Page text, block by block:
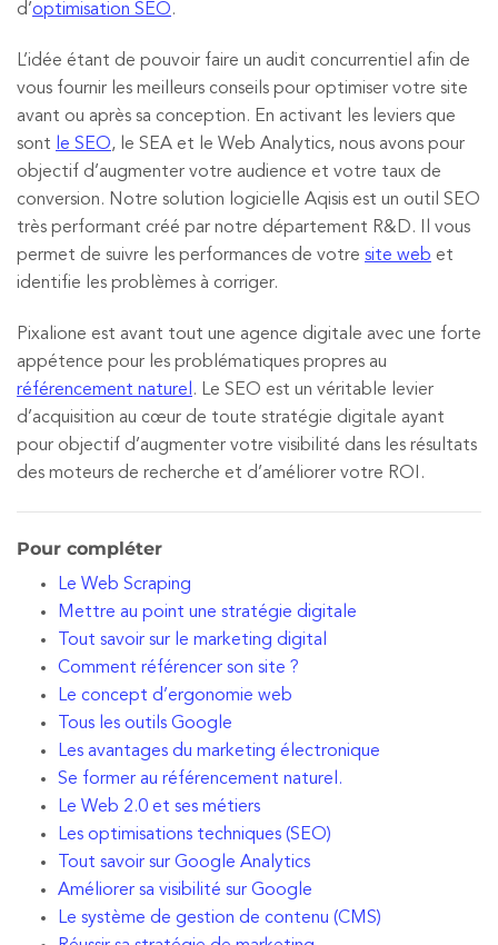
d’optimisation SEO.
L’idée étant de pouvoir faire un audit concurrentiel afin de
vous fournir les meilleurs conseils pour optimiser votre site
avant ou après sa conception. En activant les leviers que
sont le SEO, le SEA et le Web Analytics, nous avons pour
objectif d’augmenter votre audience et votre taux de
conversion. Notre solution logicielle Aqisis est un outil SEO
très performant créé par notre département R&D. Il vous
permet de suivre les performances de votre site web et
identifie les problèmes à corriger.
Pixalione est avant tout une agence digitale avec une forte
appétence pour les problématiques propres au
référencement naturel . Le SEO est un véritable levier
d’acquisition au cœur de toute stratégie digitale ayant
pour objectif d’augmenter votre visibilité dans les résultats
des moteurs de recherche et d’améliorer votre ROI.
Pour compléter
Le Web Scraping
Mettre au point une stratégie digitale
Tout savoir sur le marketing digital
Comment référencer son site ?
Le concept d’ergonomie web
Tous les outils Google
Les avantages du marketing électronique
Se former au référencement naturel.
Le Web 2.0 et ses métiers
Les optimisations techniques (SEO)
Tout savoir sur Google Analytics
Améliorer sa visibilité sur Google
Le système de gestion de contenu (CMS)